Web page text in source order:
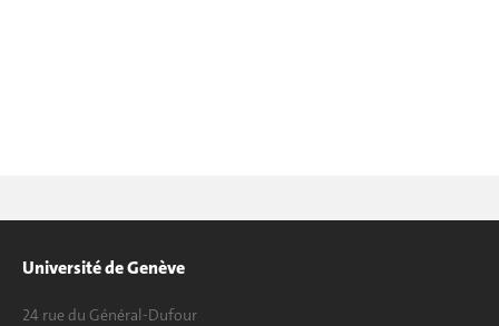
Université de Genève
24 rue du Général-Dufour